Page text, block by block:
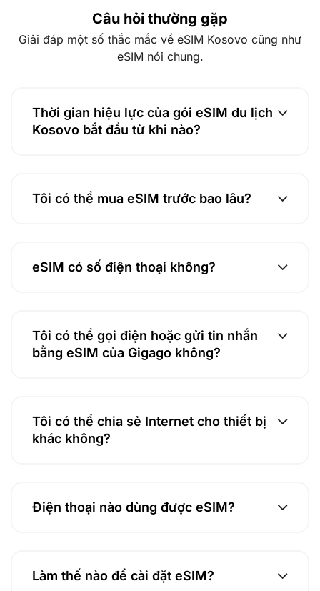
Câu hỏi thường gặp
Giải đáp một số thắc mắc về eSIM Kosovo cũng như
eSIM nói chung.
Thời gian hiệu lực của gói eSIM du lịch
Kosovo bắt đầu từ khi nào?
Tôi có thể mua eSIM trước bao lâu?
eSIM có số điện thoại không?
Tôi có thể gọi điện hoặc gửi tin nhắn
bằng eSIM của Gigago không?
Tôi có thể chia sẻ Internet cho thiết bị
khác không?
Điện thoại nào dùng được eSIM?
Làm thế nào để cài đặt eSIM?